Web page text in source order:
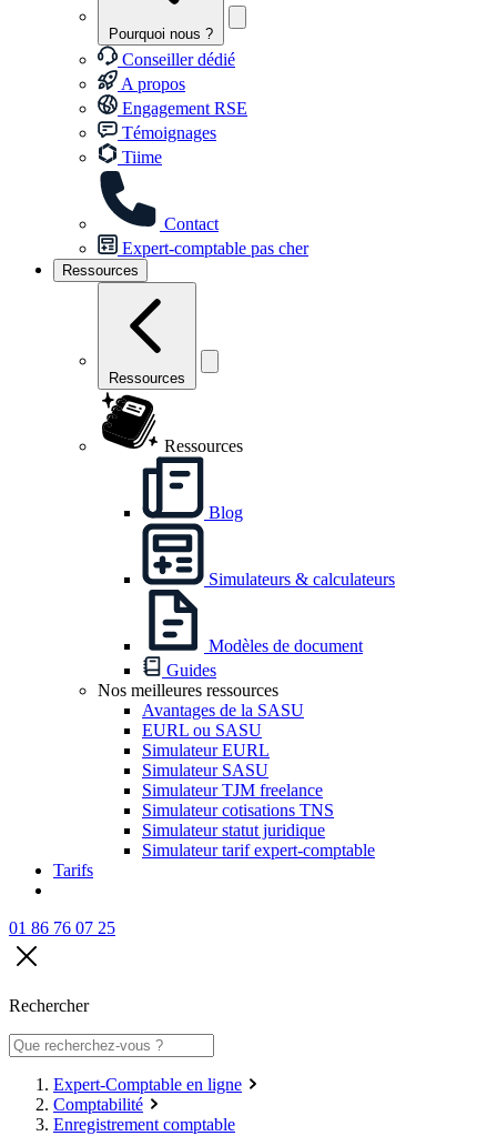
Pourquoi nous ?
Conseiller dédié
A propos
Engagement RSE
Témoignages
Tiime
Contact
Expert-comptable pas cher
Ressources
Ressources
Ressources
Blog
Simulateurs & calculateurs
Modèles de document
Guides
Nos meilleures ressources
Avantages de la SASU
EURL ou SASU
Simulateur EURL
Simulateur SASU
Simulateur TJM freelance
Simulateur cotisations TNS
Simulateur statut juridique
Simulateur tarif expert-comptable
Tarifs
01 86 76 07 25
Rechercher
Expert-Comptable en ligne
Comptabilité
Enregistrement comptable